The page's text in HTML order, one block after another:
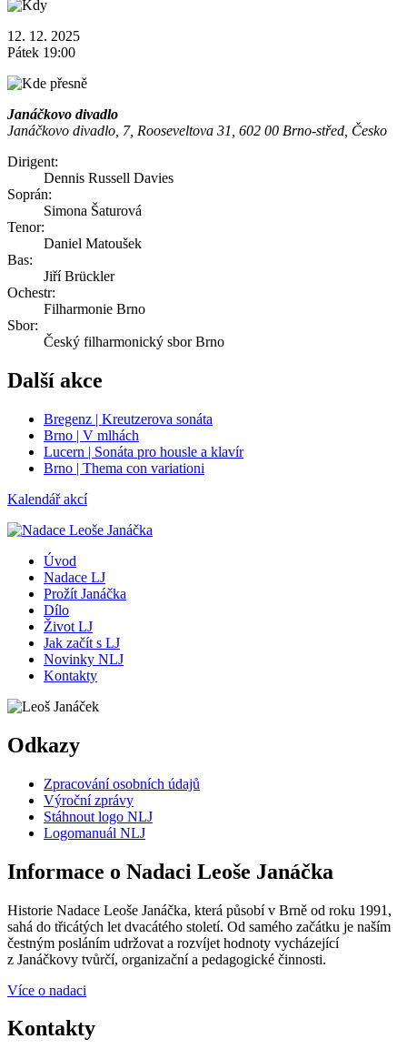
12. 12. 2025
Pátek 19:00
Janáčkovo divadlo
Janáčkovo divadlo, 7, Rooseveltova 31, 602 00 Brno-střed, Česko
Dirigent:
Dennis Russell Davies
Soprán:
Simona Šaturová
Tenor:
Daniel Matoušek
Bas:
Jiří Brückler
Ochestr:
Filharmonie Brno
Sbor:
Český filharmonický sbor Brno
Další akce
Bregenz | Kreutzerova sonáta
Brno | V mlhách
Lucern | Sonáta pro housle a klavír
Brno | Thema con variationi
Kalendář akcí
Úvod
Nadace LJ
Prožít Janáčka
Dílo
Život LJ
Jak začít s LJ
Novinky NLJ
Kontakty
Odkazy
Zpracování osobních údajů
Výroční zprávy
Stáhnout logo NLJ
Logomanuál NLJ
Informace o Nadaci Leoše Janáčka
Historie Nadace Leoše Janáčka, která působí v Brně od roku 1991,
sahá do třicátých let dvacátého století. Od samého začátku je naším
čestným posláním udržovat a rozvíjet hodnoty vycházející
z Janáčkovy tvůrčí, organizační a pedagogické činnosti.
Více o nadaci
Kontakty